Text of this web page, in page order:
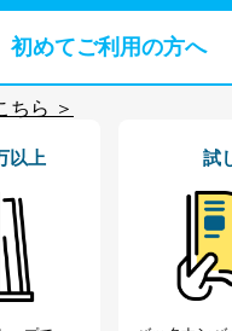
初めてご利用の方へ
ちら ＞
以上 試